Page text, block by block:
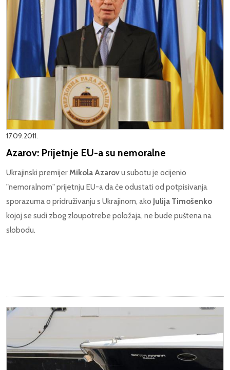
17.09.2011.
Azarov: Prijetnje EU-a su nemoralne
Ukrajinski premijerMikola Azarovu subotu je ocijenio
"nemoralnom" prijetnju EU-a da će odustati od potpisivanja
sporazuma o pridruživanju s Ukrajinom, ako Julija Timošenko
kojoj se sudi zbog zloupotrebe položaja, ne bude puštena na
slobodu.